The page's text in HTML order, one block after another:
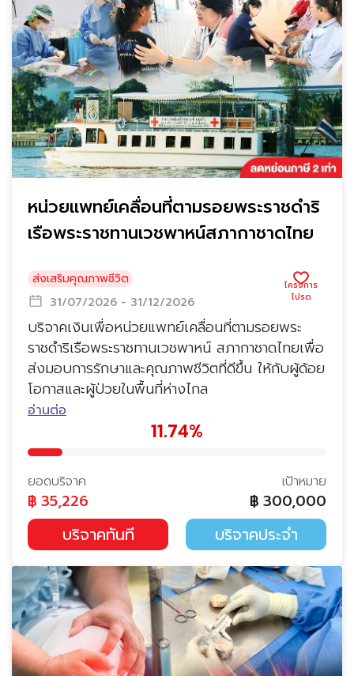
หน่วยแพทย์เคลื่อนที่ตามรอยพระราชดำริ
เรือพระราชทานเวชพาหน์สภากาชาดไทย
ส่งเสริมคุณภาพชีวิต
31/07/2026 - 31/12/2026
บริจาคเงินเพื่อหน่วยแพทย์เคลื่อนที่ตามรอยพระ
ราชดำริเรือพระราชทานเวชพาหน์ สภากาชาดไทยเพื่อ
ส่งมอบการรักษาและคุณภาพชีวิตที่ดีขึ้น ให้กับผู้ด้อย
โอกาสและผู้ป่วยในพื้นที่ห่างไกล
อ่านต่อ
11.74%
ยอดบริจาค
฿ 35,226
เป้าหมาย
฿ 300,000
บริจาคทันที บริจาคประจำ